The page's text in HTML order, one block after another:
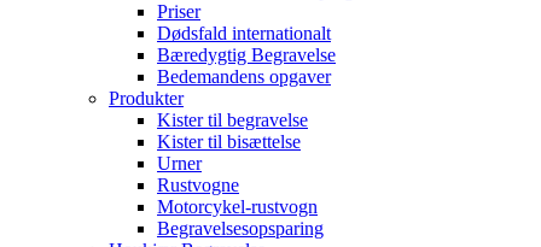
Priser
Dødsfald internationalt
Bæredygtig Begravelse
Bedemandens opgaver
Produkter
Kister til begravelse
Kister til bisættelse
Urner
Rustvogne
Motorcykel-rustvogn
Begravelsesopsparing